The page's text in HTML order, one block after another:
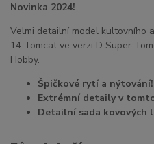
Novinka 2024!
Velmi detailní model kultovního
14 Tomcat ve verzi D Super
Hobby.
Špičkové rytí a nýtování!
Extrémní detaily v
Detailní sada kovových